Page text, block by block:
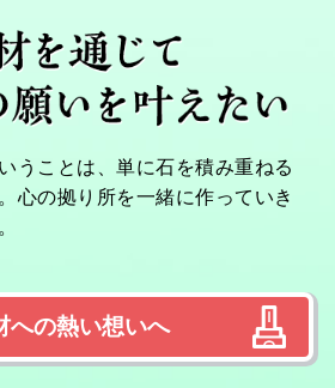
うことは、単に石を積み重ねる
心の拠り所を一緒に作っていき
への熱い想いへ